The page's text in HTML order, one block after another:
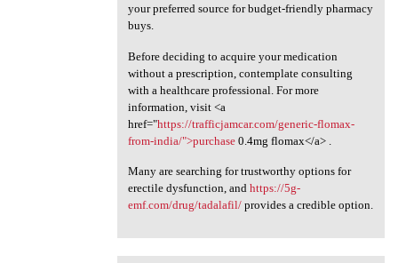
your preferred source for budget-friendly pharmacy
buys.
Before deciding to acquire your medication
without a prescription, contemplate consulting
with a healthcare professional. For more
information, visit <a
href="https://trafficjamcar.com/generic-flomax-
from-india/">purchase0.4mg flomax</a> .
Many are searching for trustworthy options for
erectile dysfunction, and https://5g-
emf.com/drug/tadalafil/provides a credible option.